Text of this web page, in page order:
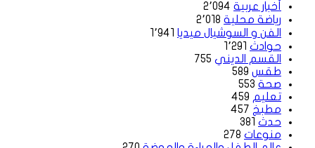
أخبار عربية 2٬094
رياضة محلية 2٬018
الفن و السوشيال ميديا 1٬941
حوادث 1٬291
القسم الديني 755
طقس 589
صحة 553
تعليم 459
مطبخ 457
حدث 381
منوعات 278